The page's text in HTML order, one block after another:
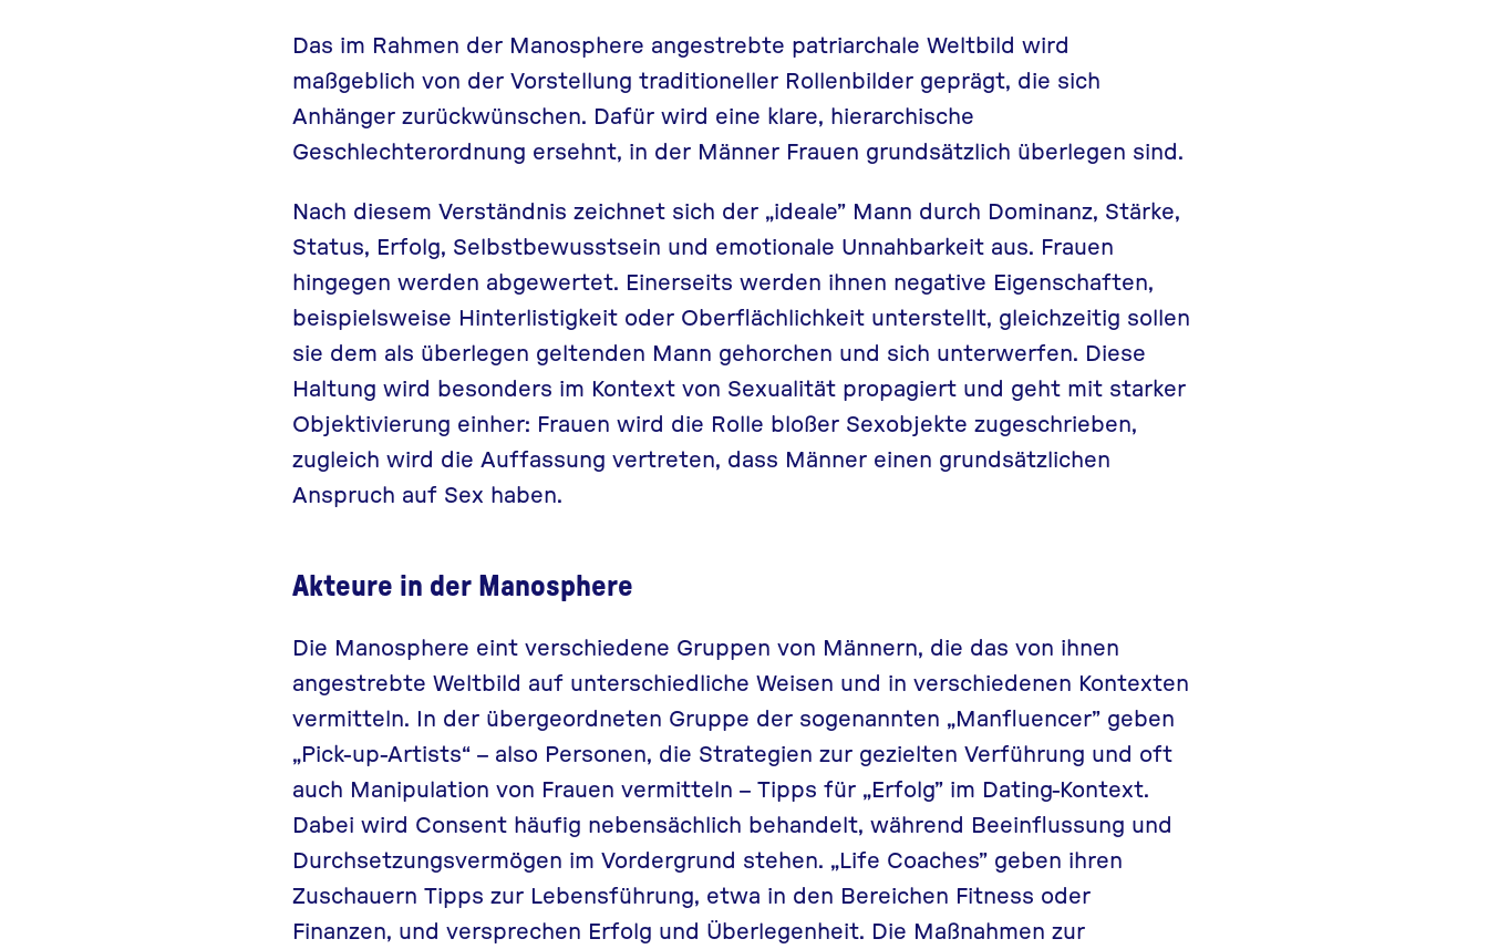
Das im Rahmen der Manosphere angestrebte patriarchale Weltbild wird
maßgeblich von der Vorstellung traditioneller Rollenbilder geprägt, die sich
Anhänger zurückwünschen. Dafür wird eine klare, hierarchische
Geschlechterordnung ersehnt, in der Männer Frauen grundsätzlich überlegen sind.
Nach diesem Verständnis zeichnet sich der „ideale” Mann durch Dominanz, Stärke,
Status, Erfolg, Selbstbewusstsein und emotionale Unnahbarkeit aus. Frauen
hingegen werden abgewertet. Einerseits werden ihnen negative Eigenschaften,
beispielsweise Hinterlistigkeit oder Oberflächlichkeit unterstellt, gleichzeitig sollen
sie dem als überlegen geltenden Mann gehorchen und sich unterwerfen. Diese
Haltung wird besonders im Kontext von Sexualität propagiert und geht mit starker
Objektivierung einher: Frauen wird die Rolle bloßer Sexobjekte zugeschrieben,
zugleich wird die Auffassung vertreten, dass Männer einen grundsätzlichen
Anspruch auf Sex haben.
Akteure in der Manosphere
Die Manosphere eint verschiedene Gruppen von Männern, die das von ihnen
angestrebte Weltbild auf unterschiedliche Weisen und in verschiedenen Kontexten
vermitteln. In der übergeordneten Gruppe der sogenannten „Manfluencer” geben
„Pick-up-Artists“ – also Personen, die Strategien zur gezielten Verführung und oft
auch Manipulation von Frauen vermitteln – Tipps für „Erfolg” im Dating-Kontext.
Dabei wird Consent häufig nebensächlich behandelt, während Beeinflussung und
Durchsetzungsvermögen im Vordergrund stehen. „Life Coaches” geben ihren
Zuschauern Tipps zur Lebensführung, etwa in den Bereichen Fitness oder
Finanzen, und versprechen Erfolg und Überlegenheit. Die Maßnahmen zur